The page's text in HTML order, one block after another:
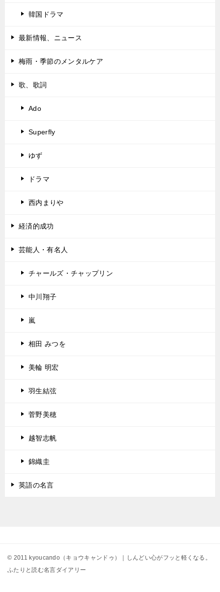
韓国ドラマ
最新情報、ニュース
梅雨・季節のメンタルケア
歌、歌詞
Ado
Superfly
ゆず
ドラマ
西内まりや
経済的成功
芸能人・有名人
チャールズ・チャップリン
中川翔子
嵐
相田 みつを
美輪 明宏
羽生結弦
菅野美穂
越智志帆
錦織圭
英語の名言
© 2011 kyoucando（キョウキャンドゥ）｜しんどい心がフッと軽くなる。
ふたりと読む名言ダイアリー